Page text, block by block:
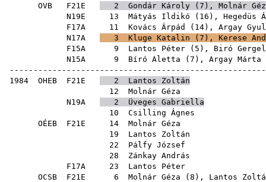
OVB F21E 2 Gondár Károly ( 7 ), Molnár
N19E 13 Mátyás Ildikó ( 16 ), Hegedüs
F17A 11 Kovács Árpád ( 14), Argay
N17A
3 Kluge Katalin ( 7 ), Kerese
F15A 9 Lantos Péter ( 5 ), Biró
N15A 9 Bíró Aletta ( 7 ), Argay Márta
1984 OHEB F21E 2
Lantos Zoltán
12
Molnár Géza
N19A
2
Üveges Gabriella
10
Csilling Ágnes
OÉEB F21E 14
Molnár Géza
19
Lantos Zoltán
22
Pálfy József
28
Zánkay András
F17A 23
Lantos Péter
OCSB F21E 6 Molnár Géza ( 8 ), Lantos